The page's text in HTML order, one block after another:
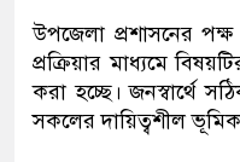
উপজেলা প্রশাসনের
প্রক্রিয়ার মাধ্যমে
করা হচ্ছে। জনস্বার্থে
সকলের দায়িত্বশীল